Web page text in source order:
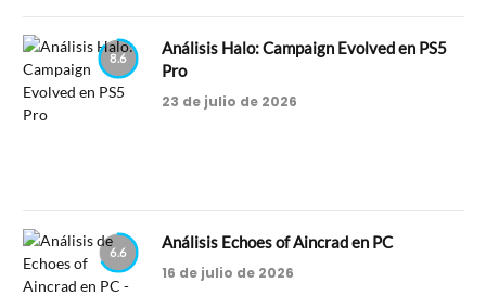
8.6
Análisis Halo: Campaign Evolved en PS5
Pro
23 de julio de 2026
6.6
Análisis Echoes of Aincrad en PC
16 de julio de 2026